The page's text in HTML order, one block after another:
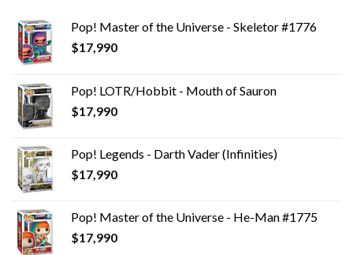
Pop! Master of the Universe - Skeletor #1776
$17,990
Pop! LOTR/Hobbit - Mouth of Sauron
$17,990
Pop! Legends - Darth Vader (Infinities)
$17,990
Pop! Master of the Universe - He-Man #1775
$17,990